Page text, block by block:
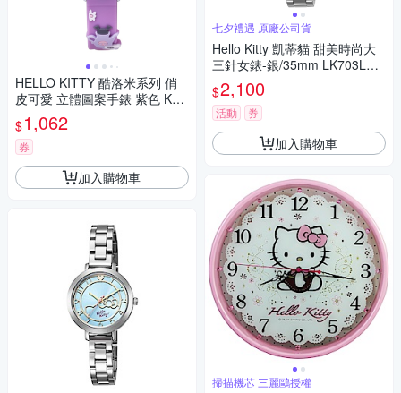
HELLO KITTY 酷洛米系列 俏
皮可愛 立體圖案手錶 紫色 KT0
81LWVV_30mm
$1,062
券
加入購物車
七夕禮遇 原廠公司貨
Hello Kitty 凱蒂貓 甜美時尚大
三針女錶-銀/35mm LK703LWK
A 七夕寵愛季 送禮推薦
$2,100
活動 券
加入購物車
掃描機芯 三麗鷗授權